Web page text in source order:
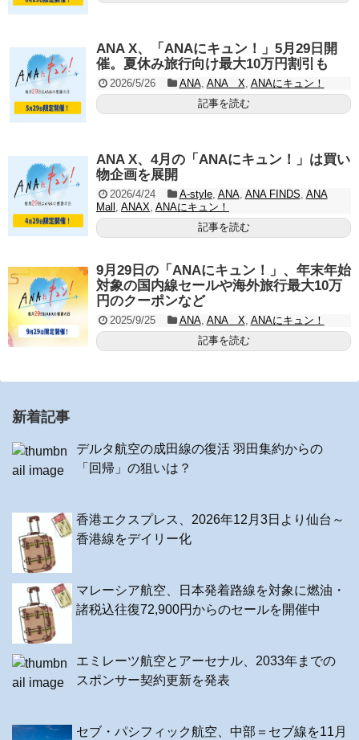
ANA X、「ANAにキュン！」5月29日開
催。夏休み旅行向け最大10万円割引も
2026/5/26 ANA, ANA X, ANAにキュン！
記事を読む
ANA X、4月の「ANAにキュン！」は買い
物企画を展開
2026/4/24 A-style, ANA, ANA FINDS, ANA
Mall , ANAX, ANAにキュン！
記事を読む
9月29日の「ANAにキュン！」、年末年始
対象の国内線セールや海外旅行最大10万
円のクーポンなど
2025/9/25 ANA, ANA X, ANAにキュン！
記事を読む
新着記事
デルタ航空の成田線の復活 羽田集約からの
「回帰」の狙いは？
香港エクスプレス、2026年12月3日より仙台～
香港線をデイリー化
マレーシア航空、日本発着路線を対象に燃油・
諸税込往復72,900円からのセールを開催中
エミレーツ航空とアーセナル、2033年までの
スポンサー契約更新を発表
セブ・パシフィック航空、中部＝セブ線を11月